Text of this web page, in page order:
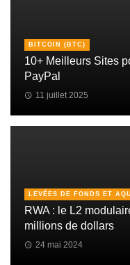
BITCOIN (BTC)
10+ Meilleurs Sites
PayPal
11 juillet 2025
LEVÉES DE FONDS ET
RWA : le L2
millions de dollars
24 mai 2024